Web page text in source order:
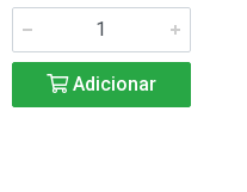
Adicionar